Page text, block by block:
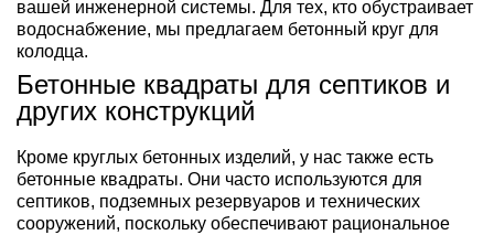
вашей инженерной системы. Для тех, кто обустраивает
водоснабжение, мы предлагаем бетонный круг для
колодца.
Бетонные квадраты для септиков и
других конструкций
Кроме круглых бетонных изделий, у нас также есть
бетонные квадраты. Они часто используются для
септиков, подземных резервуаров и технических
сооружений, поскольку обеспечивают рациональное